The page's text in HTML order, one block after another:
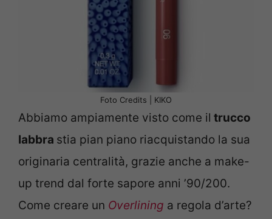
Foto Credits | KIKO
Abbiamo ampiamente visto come il trucco
labbra stia pian piano riacquistando la sua
originaria centralità, grazie anche a make-
up trend dal forte sapore anni ’90/200.
Come creare un Overlining a regola d’arte?